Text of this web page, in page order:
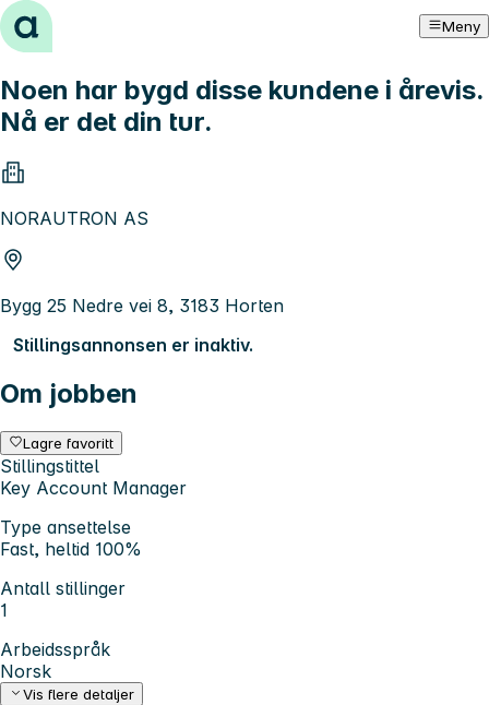
Hopp til innhold Meny
Noen har bygd disse kundene i årevis.
Nå er det din tur.
NORAUTRON AS
Bygg 25 Nedre vei 8, 3183 Horten
Stillingsannonsen er inaktiv.
Om jobben
Lagre favoritt
Stillingstittel
Key Account Manager
Type ansettelse
Fast, heltid 100%
Antall stillinger
1
Arbeidsspråk
Norsk
Vis flere detaljer